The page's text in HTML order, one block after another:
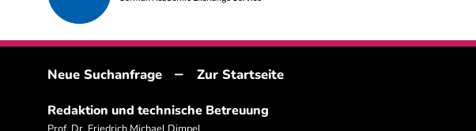
Neue Suchanfrage – Zur Startseite
Redaktion und technische Betreuung